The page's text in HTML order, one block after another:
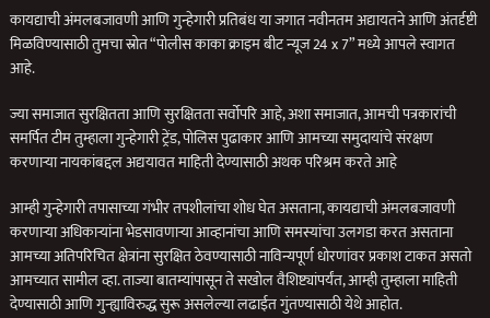
कायद्याची अंमलबजावणी आणि गुन्हेगारी प्रतिबंध या जगात नवीनतम अद्यायतने आणि अंतर्दृष्टी
मिळविण्यासाठी तुमचा स्रोत “पोलीस काका क्राइम बीट न्यूज 24 x 7” मध्ये आपले स्वागत
आहे.
ज्या समाजात सुरक्षितता आणि सुरक्षितता सर्वोपरि आहे, अशा समाजात, आमची पत्रकारांची
समर्पित टीम तुम्हाला गुन्हेगारी ट्रेंड, पोलिस पुढाकार आणि आमच्या समुदायांचे संरक्षण
करणार्‍या नायकांबद्दल अद्ययावत माहिती देण्यासाठी अथक परिश्रम करते आहे
आम्ही गुन्हेगारी तपासाच्या गंभीर तपशीलांचा शोध घेत असताना, कायद्याची अंमलबजावणी
करणार्‍या अधिकार्‍यांना भेडसावणार्‍या आव्हानांचा आणि समस्यांचा उलगडा करत असताना
आमच्या अतिपरिचित क्षेत्रांना सुरक्षित ठेवण्यासाठी नाविन्यपूर्ण धोरणांवर प्रकाश टाकत असतो
आमच्यात सामील व्हा. ताज्या बातम्यांपासून ते सखोल वैशिष्ट्यांपर्यंत, आम्ही तुम्हाला माहिती
देण्यासाठी आणि गुन्ह्याविरुद्ध सुरू असलेल्या लढाईत गुंतण्यासाठी येथे आहोत.